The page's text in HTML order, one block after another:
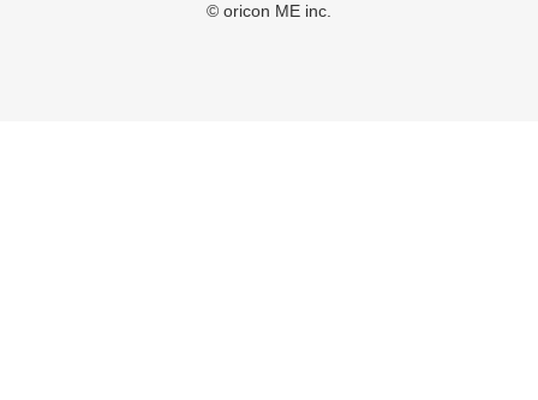
© oricon ME inc.